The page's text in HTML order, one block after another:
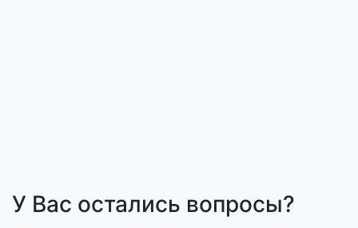
У Вас остались вопросы?